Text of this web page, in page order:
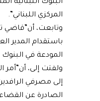
البنوك
المركزي اللبناني”.
وتابعت، أن”قاضي
باستقدام المدير
المودعة في البنوك
إلى مصرفي
الصادرة عن